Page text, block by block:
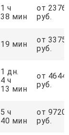
1 ч
38 мин
от 2376
руб.
19 мин
от 3375
руб.
1 дн.
4 ч
13 мин
от
руб.
5 ч
40 мин
от 9720
руб.